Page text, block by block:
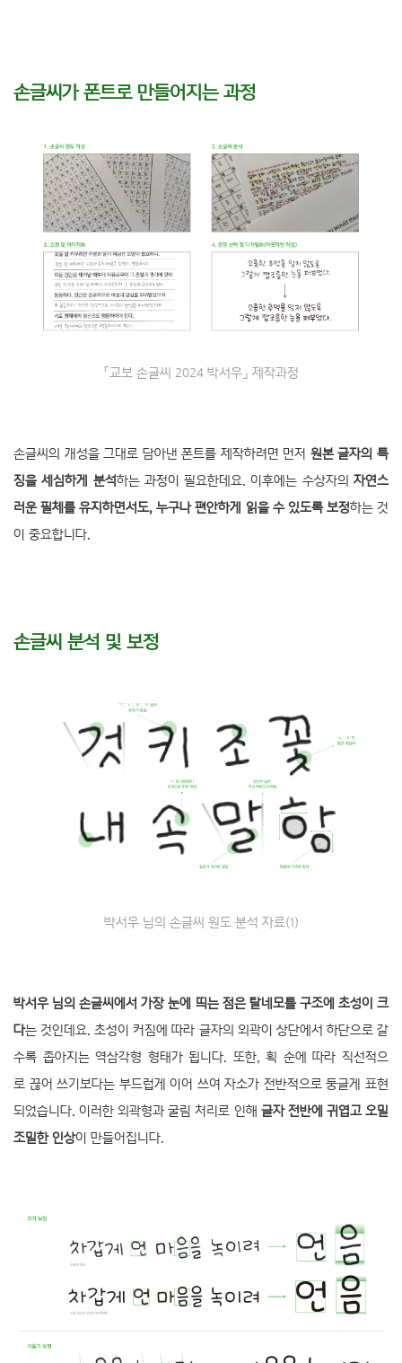
손글씨가 폰트로 만들어지는 과정
「교보 손글씨 2024 박서우」 제작과정
손글씨의 개성을 그대로 담아낸 폰트를 제작하려면 먼저 원본 글자의 특
징을 세심하게 분석하는 과정이 필요한데요. 이후에는 수상자의자연스
러운 필체를 유지하면서도, 누구나 편안하게 읽을 수 있도록 보정하는 것
이 중요합니다.
손글씨 분석 및 보정
박서우 님의 손글씨 원도 분석 자료(1)
박서우 님의 손글씨에서 가장 눈에 띄는 점은 탈네모틀 구조에 초성이 크
다는 것인데요. 초성이 커짐에 따라 글자의 외곽이 상단에서 하단으로 갈
수록 좁아지는 역삼각형 형태가 됩니다. 또한, 획 순에 따라 직선적으
로 끊어 쓰기보다는 부드럽게 이어 쓰여 자소가 전반적으로 둥글게 표현
되었습니다. 이러한 외곽형과 굴림 처리로 인해 글자 전반에 귀엽고 오밀
조밀한 인상이 만들어집니다.